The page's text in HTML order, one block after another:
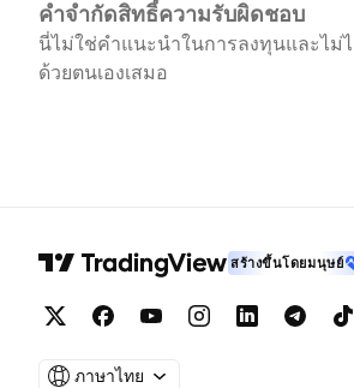
คำจำกัดสิทธิ์ความรับผิดชอบ
นี่ไม่ใช่คำแนะนำในการลงทุนและไ
ด้วยตนเองเสมอ
สร้างขึ้นโดยมนุษย์
ภาษาไทย